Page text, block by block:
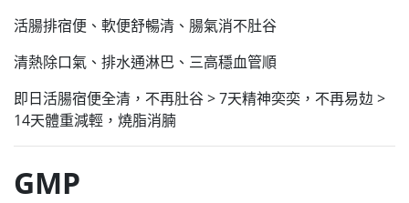
活腸排宿便、軟便舒暢清、腸氣消不肚谷
清熱除口氣、排水通淋巴、三高穩血管順
即日活腸宿便全清，不再肚谷 > 7天精神奕奕，不再易攰 >
14天體重減輕，燒脂消腩
GMP